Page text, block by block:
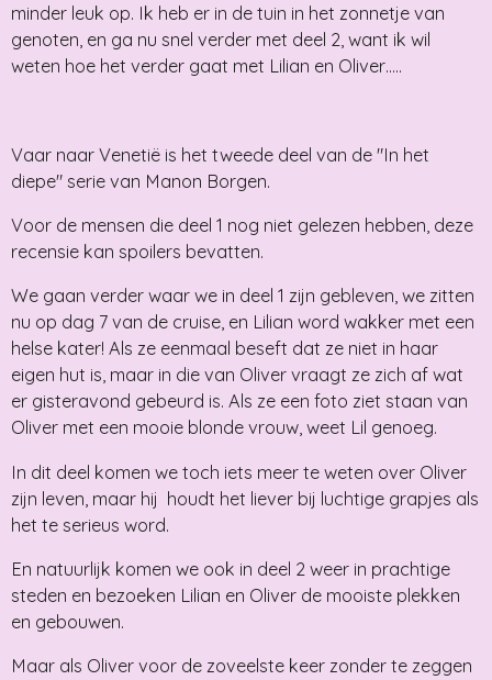
minder leuk op. Ik heb er in de tuin in het zonnetje van
genoten, en ga nu snel verder met deel 2, want ik wil
weten hoe het verder gaat met Lilian en Oliver…..
Vaar naar Venetië is het tweede deel van de "In het
diepe" serie van Manon Borgen.
Voor de mensen die deel 1 nog niet gelezen hebben, deze
recensie kan spoilers bevatten.
We gaan verder waar we in deel 1 zijn gebleven, we zitten
nu op dag 7 van de cruise, en Lilian word wakker met een
helse kater! Als ze eenmaal beseft dat ze niet in haar
eigen hut is, maar in die van Oliver vraagt ze zich af wat
er gisteravond gebeurd is. Als ze een foto ziet staan van
Oliver met een mooie blonde vrouw, weet Lil genoeg.
In dit deel komen we toch iets meer te weten over Oliver
zijn leven, maar hij houdt het liever bij luchtige grapjes als
het te serieus word.
En natuurlijk komen we ook in deel 2 weer in prachtige
steden en bezoeken Lilian en Oliver de mooiste plekken
en gebouwen.
Maar als Oliver voor de zoveelste keer zonder te zeggen